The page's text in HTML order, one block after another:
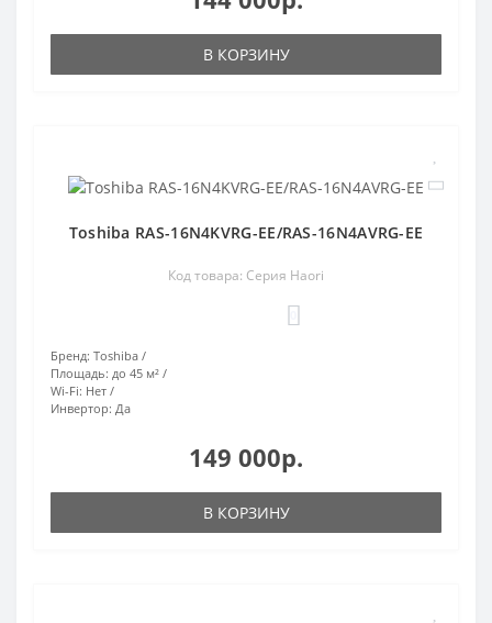
В КОРЗИНУ
Toshiba RAS-16N4KVRG-EE/RAS-16N4AVRG-EE
Код товара: Серия Haori
Бренд: Toshiba
Площадь: до 45 м²
Wi-Fi: Нет
Инвертор: Да
149 000р.
В КОРЗИНУ